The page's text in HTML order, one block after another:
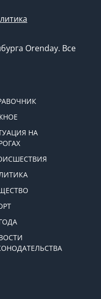
Orenday. Все
НА